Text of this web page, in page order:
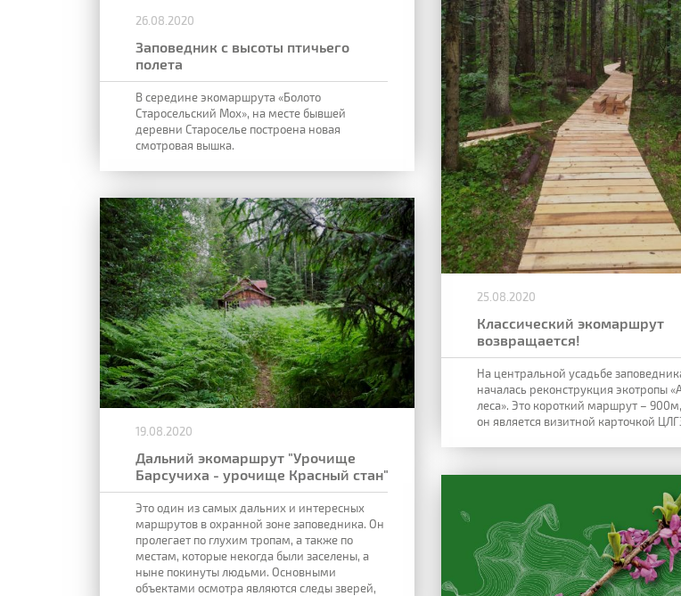
26.08.2020
Заповедник с высоты птичьего
полета
В середине экомаршрута «Болото
Старосельский Мох», на месте бывшей
деревни Староселье построена новая
смотровая вышка.
25.08.2020
Классический экомаршрут
возвращается!
На центральной усадьбе
началась реконструкция экотропы
леса». Это короткий маршрут –
он является визитной карточкой
19.08.2020
Дальний экомаршрут "Урочище
Барсучиха - урочище Красный стан"
Это один из самых дальних и интересных
маршрутов в охранной зоне заповедника. Он
пролегает по глухим тропам, а также по
местам, которые некогда были заселены, а
ныне покинуты людьми. Основными
объектами осмотра являются следы зверей,